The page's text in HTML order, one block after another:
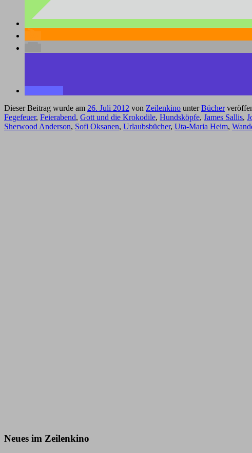
Dieser Beitrag wurde am 26. Juli 2012 von Zeilenkino unterBücher
Fegefeuer, Feierabend, Gott und die Krokodile, Hundsköpfe, James Sallis,
Sherwood Anderson, Sofi Oksanen, Urlaubsbücher, Uta-Maria Heim,
Neues im Zeilenkino